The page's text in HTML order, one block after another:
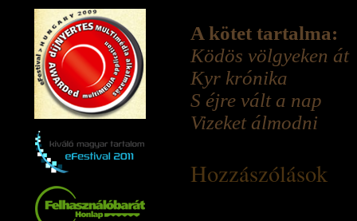
A kötet tartalma:
Ködös völgyeken át
Kyr krónika
S éjre vált a nap
Vizeket álmodni
Hozzászólások